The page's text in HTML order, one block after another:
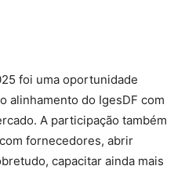
foi uma oportunidade
alinhamento do IgesDF com
A participação também
fornecedores, abrir
capacitar ainda mais